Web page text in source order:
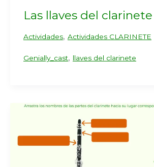
Las llaves del clarinete
Actividades, Actividades CLARINETE
Genially_cast, llaves del clarinete